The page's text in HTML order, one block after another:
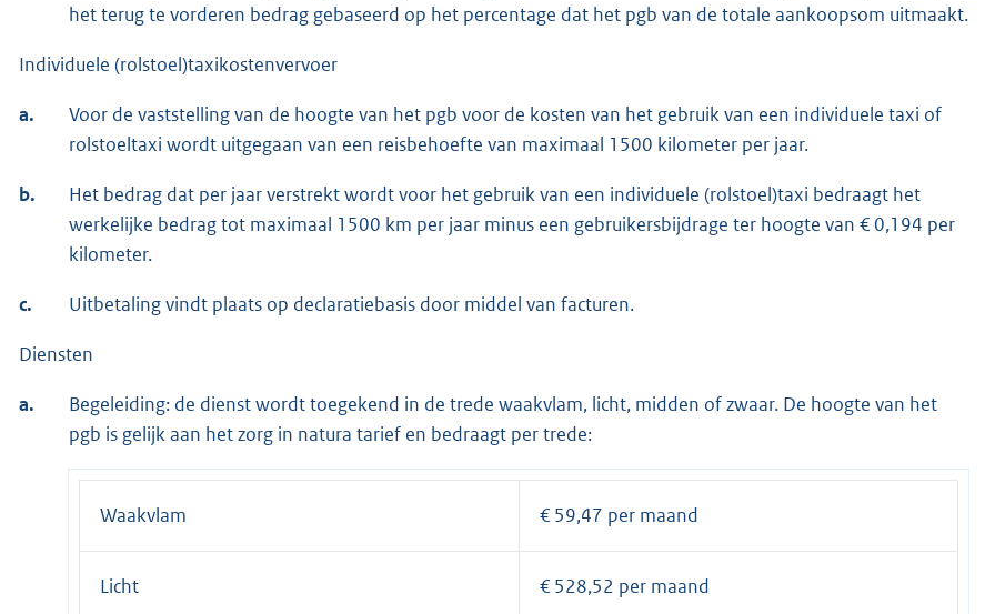
het terug te vorderen bedrag gebaseerd op het percentage dat het pgb van de totale aankoopsom uitmaakt.
Individuele (rolstoel)taxikostenvervoer
a.
Voor de vaststelling van de hoogte van het pgb voor de kosten van het gebruik van een individuele taxi of
rolstoeltaxi wordt uitgegaan van een reisbehoefte van maximaal 1500 kilometer per jaar.
b.
Het bedrag dat per jaar verstrekt wordt voor het gebruik van een individuele (rolstoel)taxi bedraagt het
werkelijke bedrag tot maximaal 1500 km per jaar minus een gebruikersbijdrage ter hoogte van € 0,194 per
kilometer.
c. Uitbetaling vindt plaats op declaratiebasis door middel van facturen.
Diensten
a.
Begeleiding: de dienst wordt toegekend in de trede waakvlam, licht, midden of zwaar. De hoogte van het
pgb is gelijk aan het zorg in natura tarief en bedraagt per trede:
Waakvlam € 59,47 per maand
Licht € 528,52 per maand